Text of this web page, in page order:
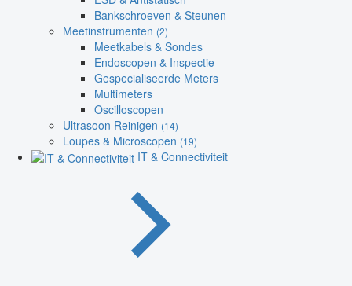
Bankschroeven & Steunen
Meetinstrumenten (2)
Meetkabels & Sondes
Endoscopen & Inspectie
Gespecialiseerde Meters
Multimeters
Oscilloscopen
Ultrasoon Reinigen (14)
Loupes & Microscopen (19)
IT & Connectiviteit